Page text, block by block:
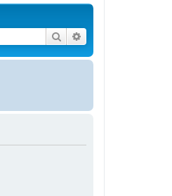
Search